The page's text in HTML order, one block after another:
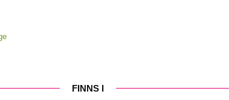
FINNS I